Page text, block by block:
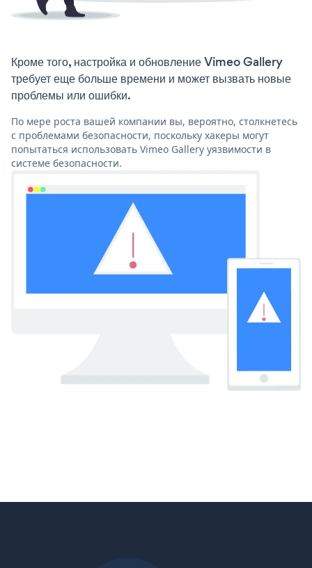
Кроме того, настройка и обновление Vimeo Gallery
требует еще больше времени и может вызвать новые
проблемы или ошибки.
По мере роста вашей компании вы, вероятно, столкнетесь
с проблемами безопасности, поскольку хакеры могут
попытаться использовать Vimeo Gallery уязвимости в
системе безопасности.